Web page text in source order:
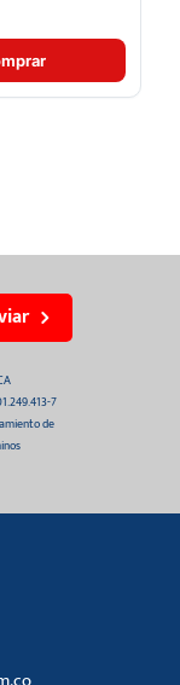
7
de